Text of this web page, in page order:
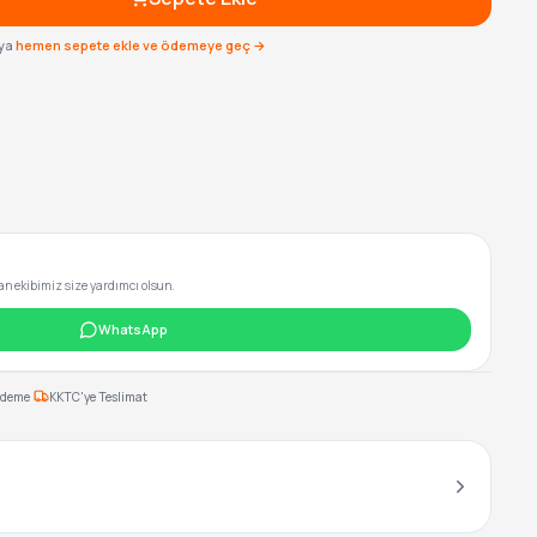
hemen sepete ekle ve ödemeye geç →
ekibimiz size yardımcı olsun.
WhatsApp
KKTC'ye Teslimat